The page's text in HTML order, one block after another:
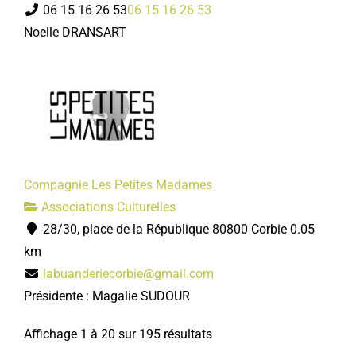
06 15 16 26 5306 15 16 26 53
Noelle DRANSART
Compagnie Les Petites Madames
Associations Culturelles
28/30, place de la République 80800 Corbie 0.05
km
labuanderiecorbie@gmail.com
Présidente : Magalie SUDOUR
Affichage 1 à 20 sur 195 résultats